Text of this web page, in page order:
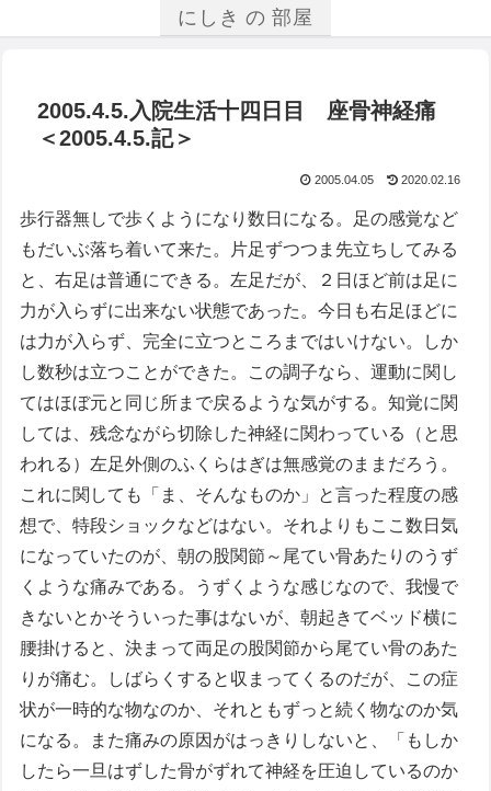
にしき の 部屋
2005.4.5.入院生活十四日目 座骨神経痛
＜2005.4.5.記＞
2005.04.05 2020.02.16
歩行器無しで歩くようになり数日になる。足の感覚など
もだいぶ落ち着いて来た。片足ずつつま先立ちしてみる
と、右足は普通にできる。左足だが、２日ほど前は足に
力が入らずに出来ない状態であった。今日も右足ほどに
は力が入らず、完全に立つところまではいけない。しか
し数秒は立つことができた。この調子なら、運動に関し
てはほぼ元と同じ所まで戻るような気がする。知覚に関
しては、残念ながら切除した神経に関わっている（と思
われる）左足外側のふくらはぎは無感覚のままだろう。
これに関しても「ま、そんなものか」と言った程度の感
想で、特段ショックなどはない。それよりもここ数日気
になっていたのが、朝の股関節～尾てい骨あたりのうず
くような痛みである。うずくような感じなので、我慢で
きないとかそういった事はないが、朝起きてベッド横に
腰掛けると、決まって両足の股関節から尾てい骨のあた
りが痛む。しばらくすると収まってくるのだが、この症
状が一時的な物なのか、それともずっと続く物なのか気
になる。また痛みの原因がはっきりしないと、「もしか
したら一旦はずした骨がずれて神経を圧迫しているのか